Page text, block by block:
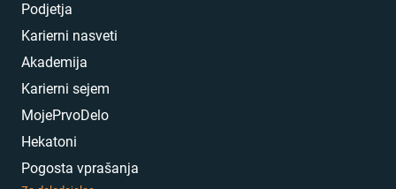
Podjetja
Karierni nasveti
Akademija
Karierni sejem
MojePrvoDelo
Hekatoni
Pogosta vprašanja